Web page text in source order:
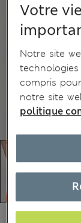
Votre
Notre site
compris
notre site
politique